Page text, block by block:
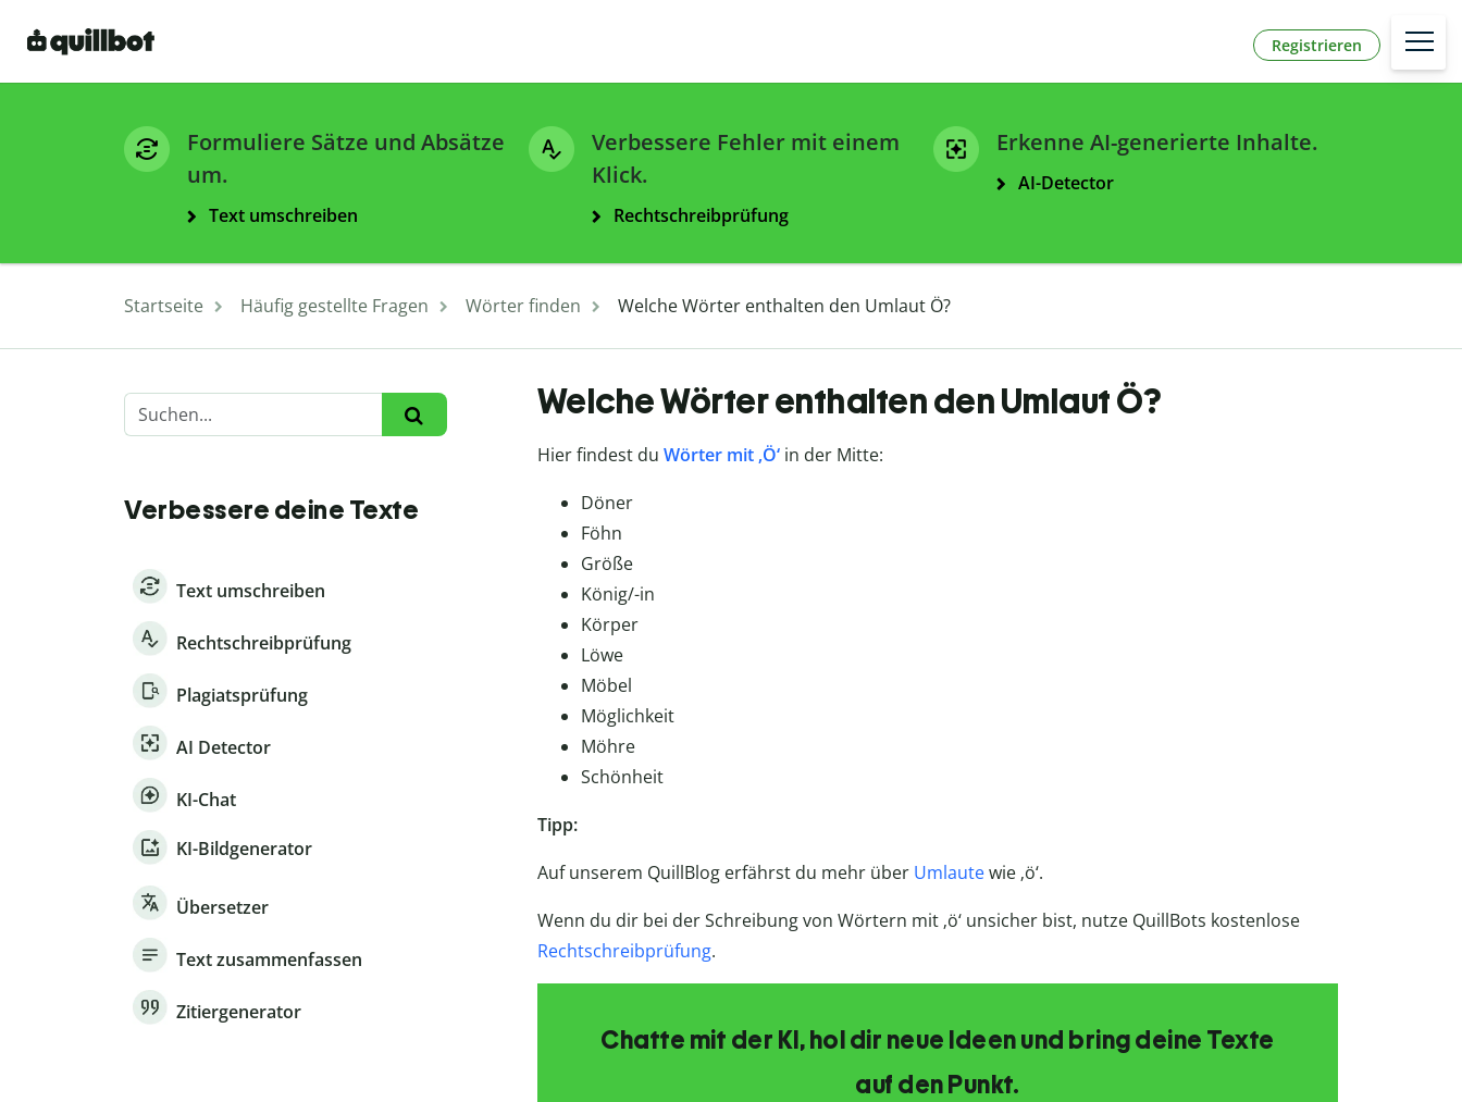
Registrieren
Formuliere Sätze und Absätze
um.
Text umschreiben
Verbessere Fehler mit einem
Klick.
Rechtschreibprüfung
Erkenne AI-generierte Inhalte.
AI-Detector
Startseite Häufig gestellte Fragen Wörter finden Welche Wörter enthalten den Umlaut Ö?
Verbessere deine Texte
Text umschreiben
Rechtschreibprüfung
Plagiatsprüfung
AI Detector
KI-Chat
KI-Bildgenerator
Übersetzer
Text zusammenfassen
Zitiergenerator
Welche Wörter enthalten den Umlaut Ö?
Hier findest du Wörter mit ‚Ö‘in der Mitte:
Döner
Föhn
Größe
König/-in
Körper
Löwe
Möbel
Möglichkeit
Möhre
Schönheit
Tipp:
Auf unserem QuillBlog erfährst du mehr über Umlautewie ‚ö‘.
Wenn du dir bei der Schreibung von Wörtern mit ‚ö‘ unsicher bist, nutze QuillBots kostenlose
Rechtschreibprüfung.
Chatte mit der KI, hol dir neue Ideen und bring deine Texte
auf den Punkt.